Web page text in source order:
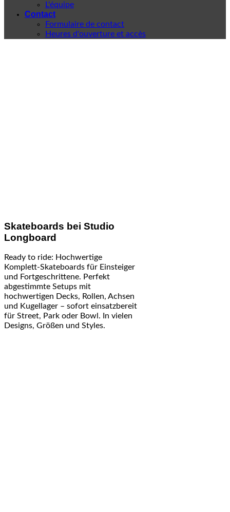
L'équipe
Contact
Formulaire de contact
Heures d'ouverture et accès
Skateboards bei Studio
Longboard
Ready to ride: Hochwertige
Komplett-Skateboards für Einsteiger
und Fortgeschrittene. Perfekt
abgestimmte Setups mit
hochwertigen Decks, Rollen, Achsen
und Kugellager – sofort einsatzbereit
für Street, Park oder Bowl. In vielen
Designs, Größen und Styles.